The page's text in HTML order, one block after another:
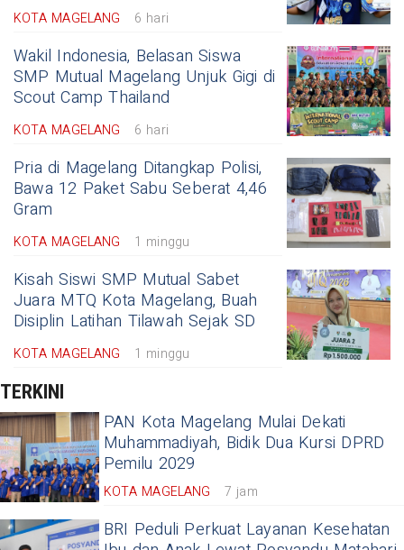
KOTA MAGELANG 6 hari
Wakil Indonesia, Belasan Siswa
SMP Mutual Magelang Unjuk Gigi di
Scout Camp Thailand
KOTA MAGELANG 6 hari
Pria di Magelang Ditangkap Polisi,
Bawa 12 Paket Sabu Seberat 4,46
Gram
KOTA MAGELANG 1 minggu
Kisah Siswi SMP Mutual Sabet
Juara MTQ Kota Magelang, Buah
Disiplin Latihan Tilawah Sejak SD
KOTA MAGELANG 1 minggu
TERKINI
PAN Kota Magelang Mulai Dekati
Muhammadiyah, Bidik Dua Kursi DPRD
Pemilu 2029
KOTA MAGELANG 7 jam
BRI Peduli Perkuat Layanan Kesehatan